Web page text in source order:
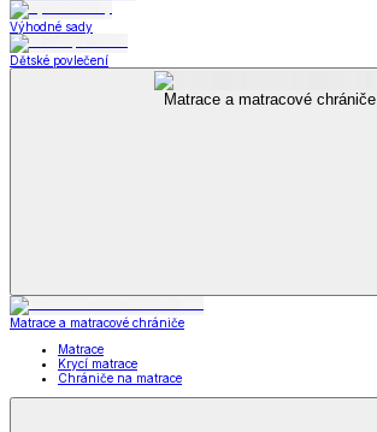
Výhodné sady
Dětské povlečení
Matrace a matracové chrániče
Matrace a matracové chrániče
Matrace
Krycí matrace
Chrániče na matrace